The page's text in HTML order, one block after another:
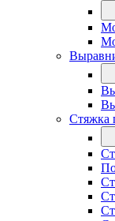
Стяжка